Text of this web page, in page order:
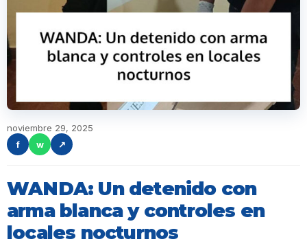
noviembre 29, 2025
f
w ↗
WANDA: Un detenido con
arma blanca y controles en
locales nocturnos